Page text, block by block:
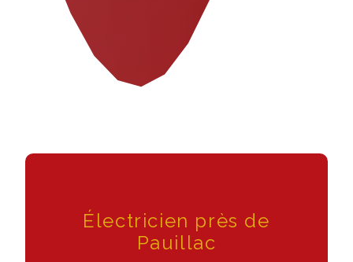
Électricien près de
Pauillac